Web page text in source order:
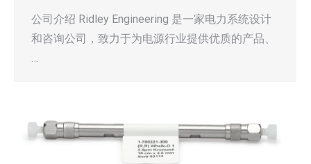
公司介绍 Ridley Engineering 是一家电力系统设计
和咨询公司，致力于为电源行业提供优质的产品、
…